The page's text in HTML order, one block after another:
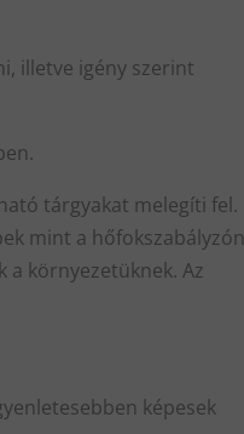
illetve igény szerint
tárgyakat melegíti fel.
mint a hőfokszabályzón
környezetüknek. Az
képesek